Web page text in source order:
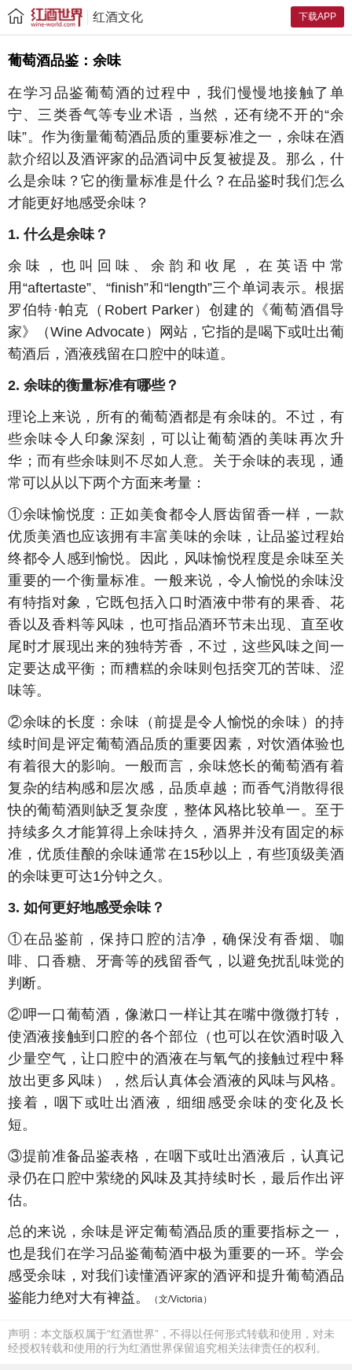
下载APP
红酒文化
葡萄酒品鉴：余味
在学习品鉴葡萄酒的过程中，我们慢慢地接触了单
宁、三类香气等专业术语，当然，还有绕不开的“余
味”。作为衡量葡萄酒品质的重要标准之一，余味在酒
款介绍以及酒评家的品酒词中反复被提及。那么，什
么是余味？它的衡量标准是什么？在品鉴时我们怎么
才能更好地感受余味？
1. 什么是余味？
余味，也叫回味、余韵和收尾，在英语中常
用“aftertaste”、“finish”和“length”三个单词表示。根据
罗伯特·帕克（Robert Parker）创建的《葡萄酒倡导
家》（Wine Advocate）网站，它指的是喝下或吐出葡
萄酒后，酒液残留在口腔中的味道。
2. 余味的衡量标准有哪些？
理论上来说，所有的葡萄酒都是有余味的。不过，有
些余味令人印象深刻，可以让葡萄酒的美味再次升
华；而有些余味则不尽如人意。关于余味的表现，通
常可以从以下两个方面来考量：
①余味愉悦度：正如美食都令人唇齿留香一样，一款
优质美酒也应该拥有丰富美味的余味，让品鉴过程始
终都令人感到愉悦。因此，风味愉悦程度是余味至关
重要的一个衡量标准。一般来说，令人愉悦的余味没
有特指对象，它既包括入口时酒液中带有的果香、花
香以及香料等风味，也可指品酒环节未出现、直至收
尾时才展现出来的独特芳香，不过，这些风味之间一
定要达成平衡；而糟糕的余味则包括突兀的苦味、涩
味等。
②余味的长度：余味（前提是令人愉悦的余味）的持
续时间是评定葡萄酒品质的重要因素，对饮酒体验也
有着很大的影响。一般而言，余味悠长的葡萄酒有着
复杂的结构感和层次感，品质卓越；而香气消散得很
快的葡萄酒则缺乏复杂度，整体风格比较单一。至于
持续多久才能算得上余味持久，酒界并没有固定的标
准，优质佳酿的余味通常在15秒以上，有些顶级美酒
的余味更可达1分钟之久。
3. 如何更好地感受余味？
①在品鉴前，保持口腔的洁净，确保没有香烟、咖
啡、口香糖、牙膏等的残留香气，以避免扰乱味觉的
判断。
②呷一口葡萄酒，像漱口一样让其在嘴中微微打转，
使酒液接触到口腔的各个部位（也可以在饮酒时吸入
少量空气，让口腔中的酒液在与氧气的接触过程中释
放出更多风味），然后认真体会酒液的风味与风格。
接着，咽下或吐出酒液，细细感受余味的变化及长
短。
③提前准备品鉴表格，在咽下或吐出酒液后，认真记
录仍在口腔中萦绕的风味及其持续时长，最后作出评
估。
总的来说，余味是评定葡萄酒品质的重要指标之一，
也是我们在学习品鉴葡萄酒中极为重要的一环。学会
感受余味，对我们读懂酒评家的酒评和提升葡萄酒品
鉴能力绝对大有裨益。
（文/Victoria）
声明：本文版权属于“红酒世界”，不得以任何形式转载和使用，对未
经授权转载和使用的行为红酒世界保留追究相关法律责任的权利。